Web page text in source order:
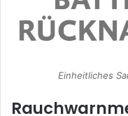
Einheitliches